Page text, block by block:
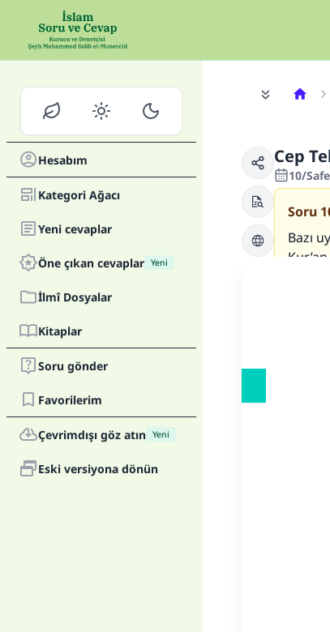
Hesabım
Kategori Ağacı
Yeni cevaplar
Öne çıkan cevaplar Yeni
İlmî Dosyalar
Kitaplar
Soru gönder
Favorilerim
Çevrimdışı göz atın Yeni
Eski versiyona dönün
Cep
10/
Soru
Bazı
Cevap
Allah'a
tür
bir
Kur’an
Şeyh
Ancak